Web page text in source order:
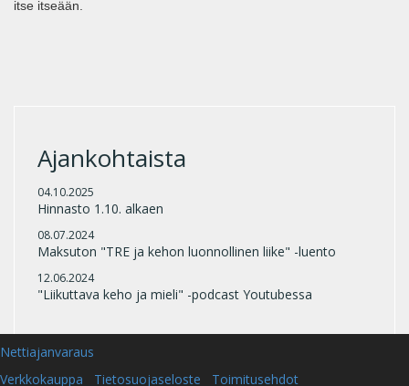
itse itseään.
Ajankohtaista
04.10.2025
Hinnasto 1.10. alkaen
08.07.2024
Maksuton "TRE ja kehon luonnollinen liike" -luento
12.06.2024
"Liikuttava keho ja mieli" -podcast Youtubessa
Nettiajanvaraus
Verkkokauppa
Tietosuojaseloste Toimitusehdot